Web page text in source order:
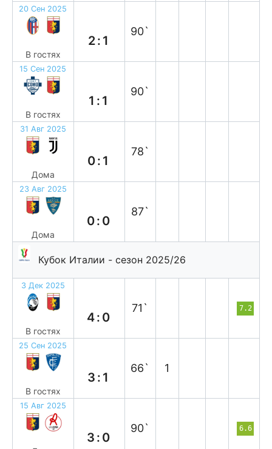
20 Сен 2025
В гостях
2:1
90`
15 Сен 2025
В гостях
1:1
90`
31 Авг 2025
Дома
0:1
78`
23 Авг 2025
Дома
0:0
87`
Кубок Италии - сезон 2025/26
3 Дек 2025
В гостях
4:0
71` 7.2
25 Сен 2025
В гостях
3:1
66` 1
15 Авг 2025
3:0
90` 6.6